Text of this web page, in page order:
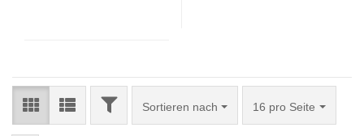
FILTERSortieren nach
Sortieren nach 16 pro Seite
pro Seite